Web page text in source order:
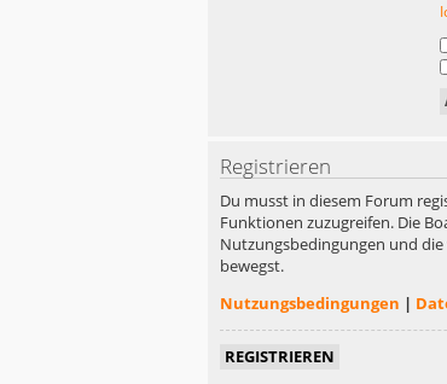
Registrieren
Du musst in diesem Forum
Funktionen zuzugreifen. Die
Nutzungsbedingungen und
bewegst.
Nutzungsbedingungen |
REGISTRIEREN